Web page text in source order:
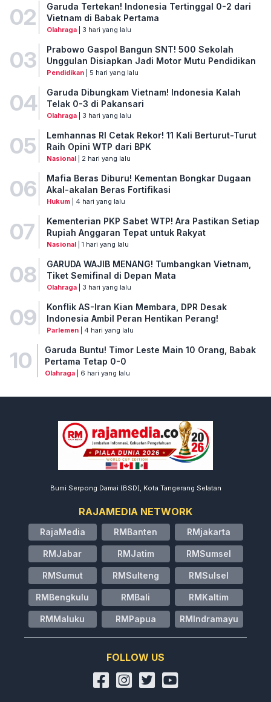
02
Garuda Tertekan! Indonesia Tertinggal 0-2 dari
Vietnam di Babak Pertama
Olahraga| 3 hari yang lalu
03
Prabowo Gaspol Bangun SNT! 500 Sekolah
Unggulan Disiapkan Jadi Motor Mutu Pendidikan
Pendidikan| 5 hari yang lalu
04
Garuda Dibungkam Vietnam! Indonesia Kalah
Telak 0-3 di Pakansari
Olahraga| 3 hari yang lalu
05
Lemhannas RI Cetak Rekor! 11 Kali Berturut-Turut
Raih Opini WTP dari BPK
Nasional| 2 hari yang lalu
06
Mafia Beras Diburu! Kementan Bongkar Dugaan
Akal-akalan Beras Fortifikasi
Hukum| 4 hari yang lalu
07
Kementerian PKP Sabet WTP! Ara Pastikan Setiap
Rupiah Anggaran Tepat untuk Rakyat
Nasional| 1 hari yang lalu
08
GARUDA WAJIB MENANG! Tumbangkan Vietnam,
Tiket Semifinal di Depan Mata
Olahraga| 3 hari yang lalu
09
Konflik AS-Iran Kian Membara, DPR Desak
Indonesia Ambil Peran Hentikan Perang!
Parlemen| 4 hari yang lalu
10
Garuda Buntu! Timor Leste Main 10 Orang, Babak
Pertama Tetap 0-0
Olahraga| 6 hari yang lalu
Bumi Serpong Damai (BSD), Kota Tangerang Selatan
RAJAMEDIA NETWORK
RajaMedia RMBanten RMjakarta
RMJabar RMJatim RMSumsel
RMSumut RMSulteng RMSulsel
RMBengkulu RMBali RMKaltim
RMMaluku RMPapua RMIndramayu
FOLLOW US